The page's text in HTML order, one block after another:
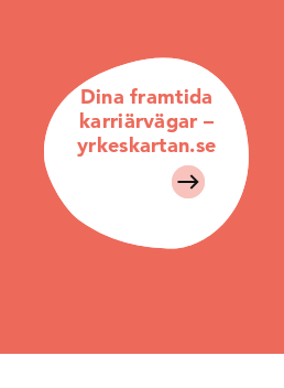
Dina framtida
karriärvägar –
yrkeskartan.se